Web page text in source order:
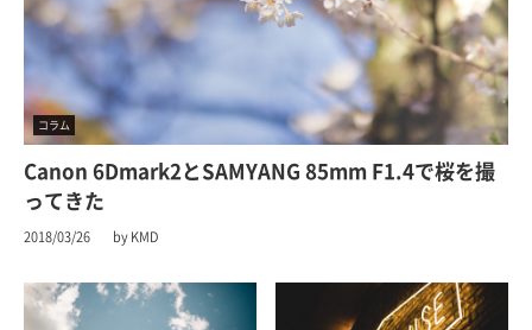
コラム
Canon 6Dmark2とSAMYANG 85mm F1.4で桜を撮
ってきた
2018/03/26 by KMD